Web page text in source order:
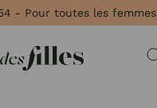
- Pour toutes les femmes